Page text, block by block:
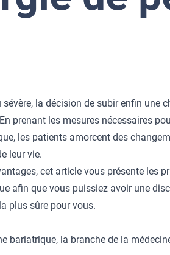
la décision de subir enfin une
prenant les mesures nécessaires
, les patients amorcent des
leur vie.
cet article vous présente les
afin que vous puissiez avoir une
plus sûre pour vous.
bariatrique, la branche de la